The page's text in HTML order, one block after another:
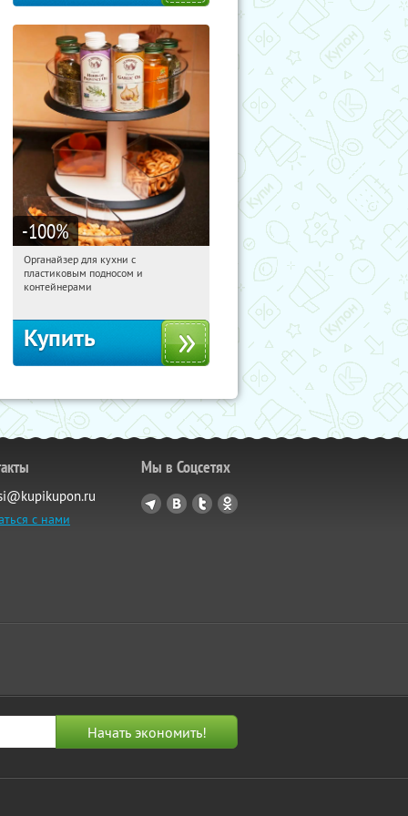
-100%
18:19:07 Получили:
Россия
Органайзер для кухни с
пластиковым подносом и
контейнерами
Купить
с нами
Мы в Соцсетях